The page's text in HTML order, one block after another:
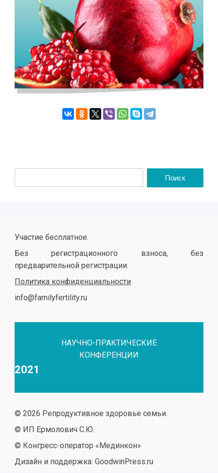
Участие бесплатное.
Без регистрационного взноса, без
предварительной регистрации.
Политика конфиденциальности
info@familyfertility.ru
НАУЧНО-ПРАКТИЧЕСКИЕ
КОНФЕРЕНЦИИ
2021
© 2026 Репродуктивное здоровье семьи.
© ИП Ермолович С.Ю.
© Конгресс-оператор «Мединкон»
Дизайн и поддержка: GoodwinPress.ru